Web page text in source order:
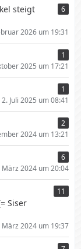
steigt
6
2026 um 19:31
1
2025 um 17:21
1
2. Juli 2025 um 08:41
2
2024 um 13:21
6
März 2024 um 20:04
Siser
11
März 2024 um 19:37